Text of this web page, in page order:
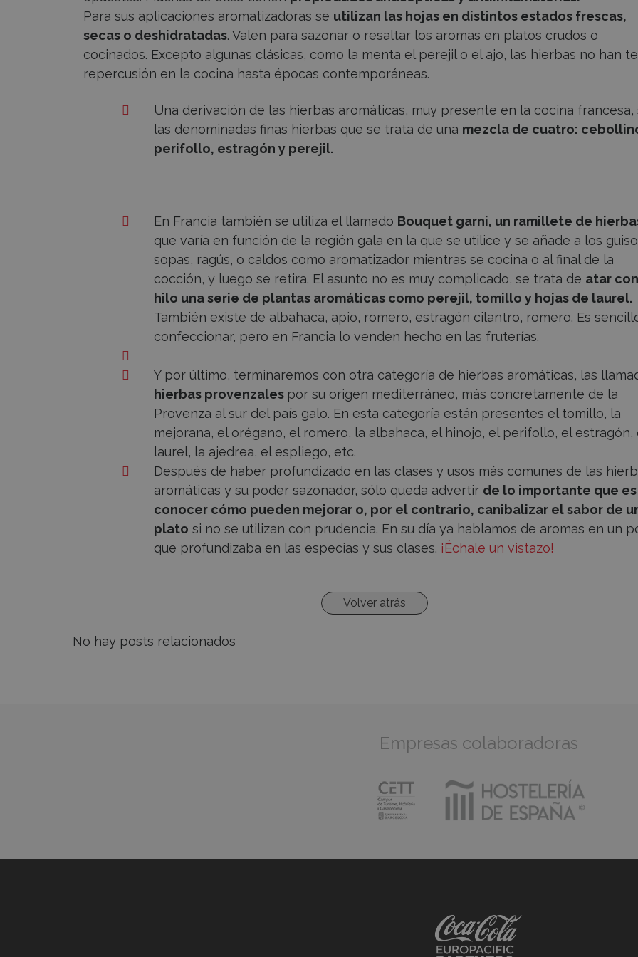
Para sus aplicaciones aromatizadoras se utilizan las hojas en distintos estados frescas,
secas o deshidratadas. Valen para sazonar o resaltar los aromas en platos crudos o
cocinados. Excepto algunas clásicas, como la menta el perejil o el ajo, las hierbas no han
repercusión en la cocina hasta épocas contemporáneas.
Una derivación de las hierbas aromáticas, muy presente en la cocina francesa,
las denominadas finas hierbas que se trata de una mezcla de cuatro:
perifollo, estragón y perejil.
En Francia también se utiliza el llamado Bouquet garni, un ramillete de
que varía en función de la región gala en la que se utilice y se añade a los
sopas, ragús, o caldos como aromatizador mientras se cocina o al final de la
cocción, y luego se retira. El asunto no es muy complicado, se trata de atar
hilo una serie de plantas aromáticas como perejil, tomillo y hojas de laurel.
También existe de albahaca, apio, romero, estragón cilantro, romero. Es
confeccionar, pero en Francia lo venden hecho en las fruterías.
Y por último, terminaremos con otra categoría de hierbas aromáticas, las
hierbas provenzales por su origen mediterráneo, más concretamente de la
Provenza al sur del país galo. En esta categoría están presentes el tomillo, la
mejorana, el orégano, el romero, la albahaca, el hinojo, el perifollo, el estragón,
laurel, la ajedrea, el espliego, etc.
Después de haber profundizado en las clases y usos más comunes de las
aromáticas y su poder sazonador, sólo queda advertir de lo importante que es
conocer cómo pueden mejorar o, por el contrario, canibalizar el sabor de
plato si no se utilizan con prudencia. En su día ya hablamos de aromas en un
que profundizaba en las especias y sus clases. ¡Échale un vistazo!
Volver atrás
No hay posts relacionados
Empresas colaboradoras